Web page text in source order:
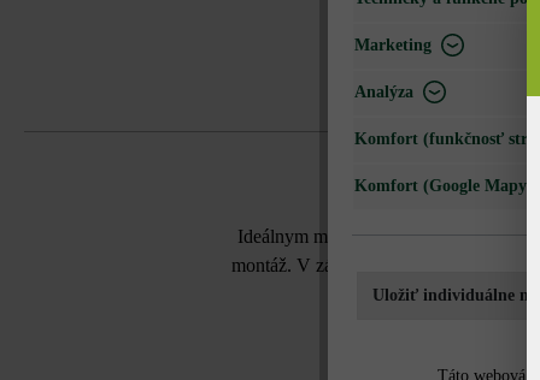
Ideálnym miestom pre Vašu zeleninu
montáž. V závislosti od veľkosti
Marketing
Analýza
Komfort (funkčnosť
Komfort (Google Mapy)
Uložiť individuálne
Táto webová